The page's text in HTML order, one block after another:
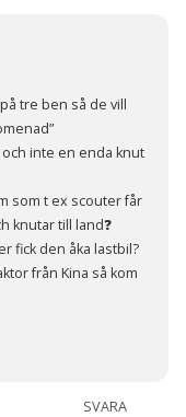
tre ben så de vill
inte en enda knut
som t ex scouter får
knutar till land❓
fick den åka lastbil?
från Kina så kom
SVARA